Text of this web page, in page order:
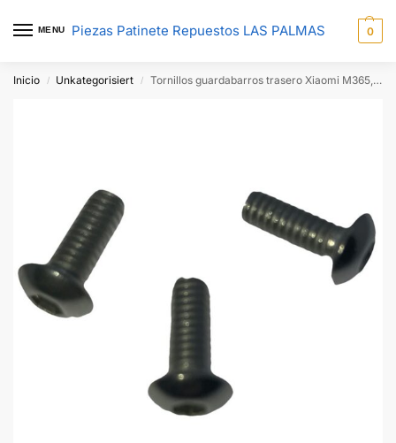
MENU Piezas Patinete Repuestos LAS PALMAS 0
Inicio / Unkategorisiert / Tornillos guardabarros trasero Xiaomi M365, Essential, 1S, Pro/2. Pack de 3 tornillos